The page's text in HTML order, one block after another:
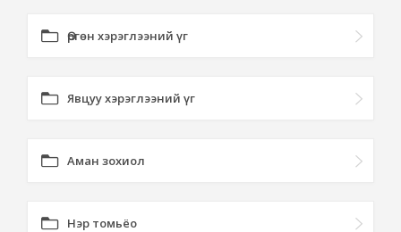
Өргөн хэрэглээний үг
Явцуу хэрэглээний үг
Аман зохиол
Нэр томьёо